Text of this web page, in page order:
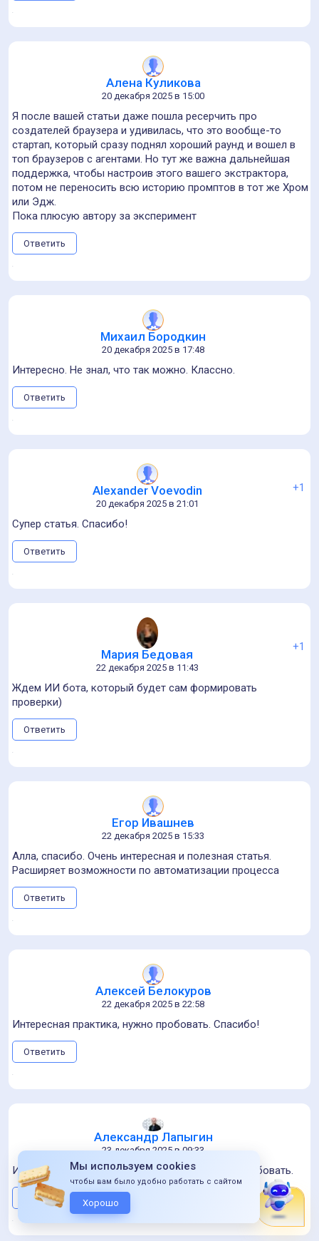
Алена Куликова
20 декабря 2025 в 15:00
Я после вашей статьи даже пошла ресерчить про
создателей браузера и удивилась, что это вообще-то
стартап, который сразу поднял хороший раунд и вошел в
топ браузеров с агентами. Но тут же важна дальнейшая
поддержка, чтобы настроив этого вашего экстрактора,
потом не переносить всю историю промптов в тот же Хром
или Эдж.
Пока плюсую автору за эксперимент
Ответить
Михаил Бородкин
20 декабря 2025 в 17:48
Интересно. Не знал, что так можно. Классно.
Ответить
Alexander Voevodin
20 декабря 2025 в 21:01
+1
Супер статья. Спасибо!
Ответить
Мария Бедовая
22 декабря 2025 в 11:43
+1
Ждем ИИ бота, который будет сам формировать
проверки)
Ответить
Егор Ивашнев
22 декабря 2025 в 15:33
Алла, спасибо. Очень интересная и полезная статья.
Расширяет возможности по автоматизации процесса
Ответить
Алексей Белокуров
22 декабря 2025 в 22:58
Интересная практика, нужно пробовать. Спасибо!
Ответить
Александр Лапыгин
23 декабря 2025 в 09:33
Интересно про Strawberry, записал себе на попробовать.
Ответить
Мы используем cookies
чтобы вам было удобно работать с сайтом
Хорошо